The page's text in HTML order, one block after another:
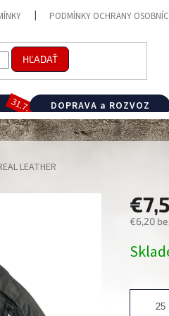
PODMÍNKY OCHRANY
HĽADAŤ
DOPRAVA a ROZVOZ
LEATHER
€6,20
cena: